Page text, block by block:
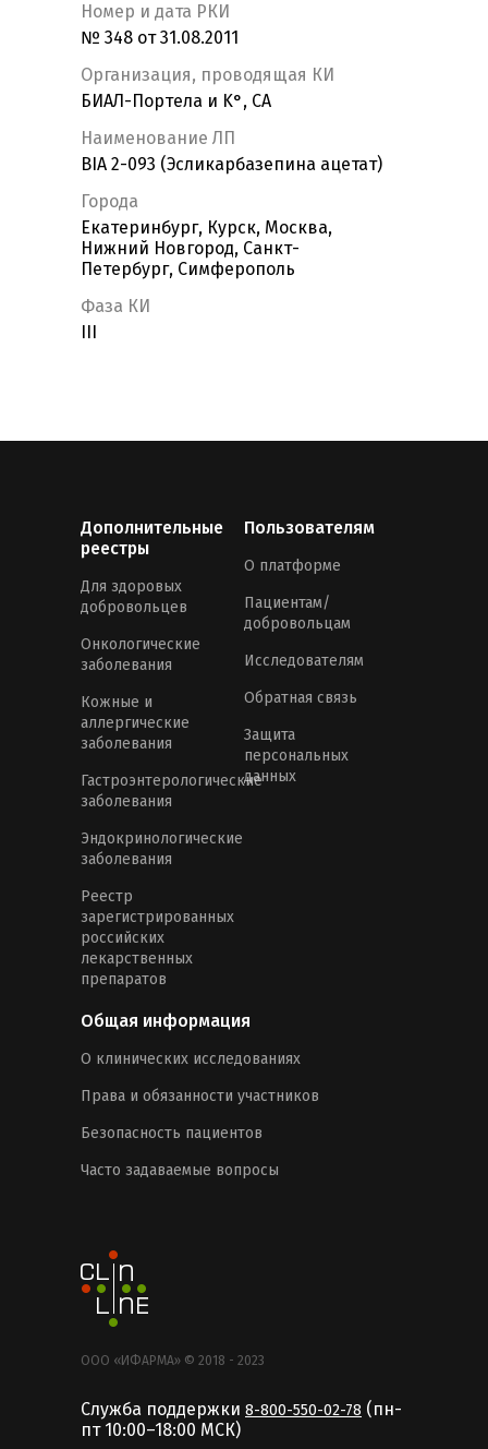
Номер и дата РКИ
№ 348 от 31.08.2011
Организация, проводящая КИ
БИАЛ-Портела и K°, СА
Наименование ЛП
BIA 2-093 (Эсликарбазепина ацетат)
Города
Екатеринбург, Курск, Москва,
Нижний Новгород, Санкт-
Петербург, Симферополь
Фаза КИ
Дополнительные
реестры
Для здоровых
добровольцев
Онкологические
заболевания
Кожные и
аллергические
заболевания
Гастроэнтерологические
заболевания
Эндокринологические
заболевания
Реестр
зарегистрированных
российских
лекарственных
препаратов
Пользователям
О платформе
Пациентам/
добровольцам
Исследователям
Обратная связь
Защита
персональных
данных
Общая информация
О клинических исследованиях
Права и обязанности участников
Безопасность пациентов
Часто задаваемые вопросы
ООО «ИФАРМА» © 2018 - 2023
Служба поддержки 8-800-550-02-78 (пн-
пт 10:00–18:00 MCК)